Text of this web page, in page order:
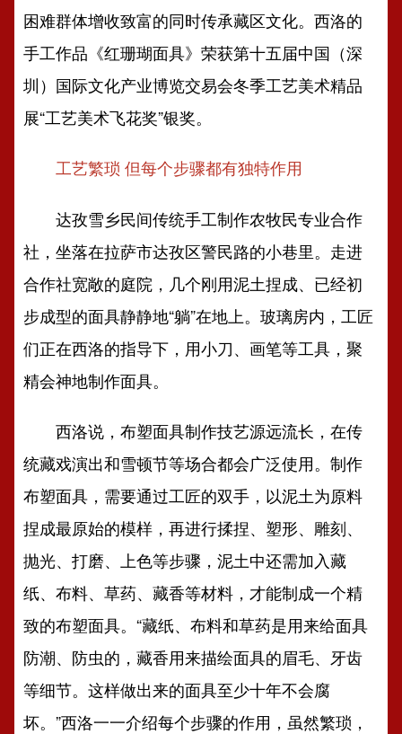
困难群体增收致富的同时传承藏区文化。西洛的
手工作品《红珊瑚面具》荣获第十五届中国（深
圳）国际文化产业博览交易会冬季工艺美术精品
展“工艺美术飞花奖”银奖。
工艺繁琐 但每个步骤都有独特作用
达孜雪乡民间传统手工制作农牧民专业合作
社，坐落在拉萨市达孜区警民路的小巷里。走进
合作社宽敞的庭院，几个刚用泥土捏成、已经初
步成型的面具静静地“躺”在地上。玻璃房内，工匠
们正在西洛的指导下，用小刀、画笔等工具，聚
精会神地制作面具。
西洛说，布塑面具制作技艺源远流长，在传
统藏戏演出和雪顿节等场合都会广泛使用。制作
布塑面具，需要通过工匠的双手，以泥土为原料
捏成最原始的模样，再进行揉捏、塑形、雕刻、
抛光、打磨、上色等步骤，泥土中还需加入藏
纸、布料、草药、藏香等材料，才能制成一个精
致的布塑面具。“藏纸、布料和草药是用来给面具
防潮、防虫的，藏香用来描绘面具的眉毛、牙齿
等细节。这样做出来的面具至少十年不会腐
坏。”西洛一一介绍每个步骤的作用，虽然繁琐，